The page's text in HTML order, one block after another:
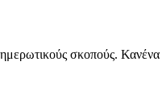
σκοπούς.